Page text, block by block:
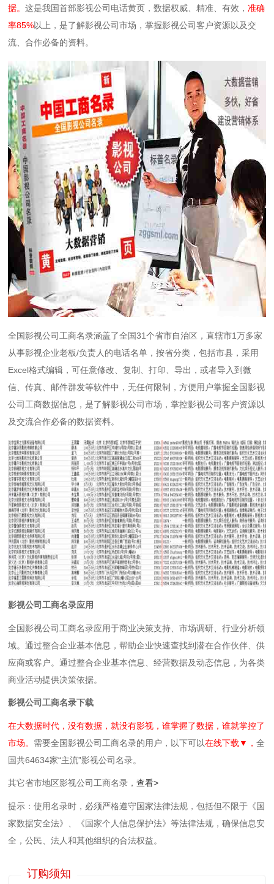
据。这是我国首部影视公司电话黄页，数据权威、精准、有效，准确
率85%以上，是了解影视公司市场，掌握影视公司客户资源以及交
流、合作必备的资料。
全国影视公司工商名录涵盖了全国31个省市自治区，直辖市1万多家
从事影视企业老板/负责人的电话名单，按省分类，包括市县，采用
Excel格式编辑，可任意修改、复制、打印、导出，或者导入到微
信、传真、邮件群发等软件中，无任何限制，方便用户掌握全国影视
公司工商数据信息，是了解影视公司市场，掌控影视公司客户资源以
及交流合作必备的数据资料。
影视公司工商名录应用
全国影视公司工商名录应用于商业决策支持、市场调研、行业分析领
域。通过整合企业基本信息，帮助企业快速查找到潜在合作伙伴、供
应商或客户。通过整合企业基本信息、经营数据及动态信息，为各类
商业活动提供决策依据。
影视公司工商名录下载
在大数据时代，没有数据，就没有影视，谁掌握了数据，谁就掌控了
市场。 需要全国影视公司工商名录的用户，以下可以在线下载▼，全
国共64634家“主流”影视公司名录。
其它省市地区影视公司工商名录，查看>
提示：使用名录时，必须严格遵守国家法律法规，包括但不限于《国
家数据安全法》、《国家个人信息保护法》等‌法律法规，确保信息安
全，公民、法人和其他组织的合法权益。
订购须知